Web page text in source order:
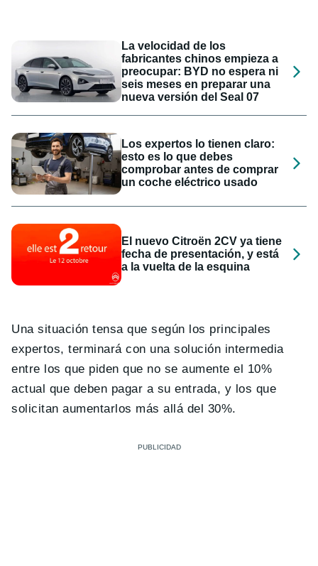
La velocidad de los
fabricantes chinos empieza a
preocupar: BYD no espera ni
seis meses en preparar una
nueva versión del Seal 07
Los expertos lo tienen claro:
esto es lo que debes
comprobar antes de comprar
un coche eléctrico usado
El nuevo Citroën 2CV ya tiene
fecha de presentación, y está
a la vuelta de la esquina
Una situación tensa que según los principales
expertos, terminará con una solución intermedia
entre los que piden que no se aumente el 10%
actual que deben pagar a su entrada, y los que
solicitan aumentarlos más allá del 30%.